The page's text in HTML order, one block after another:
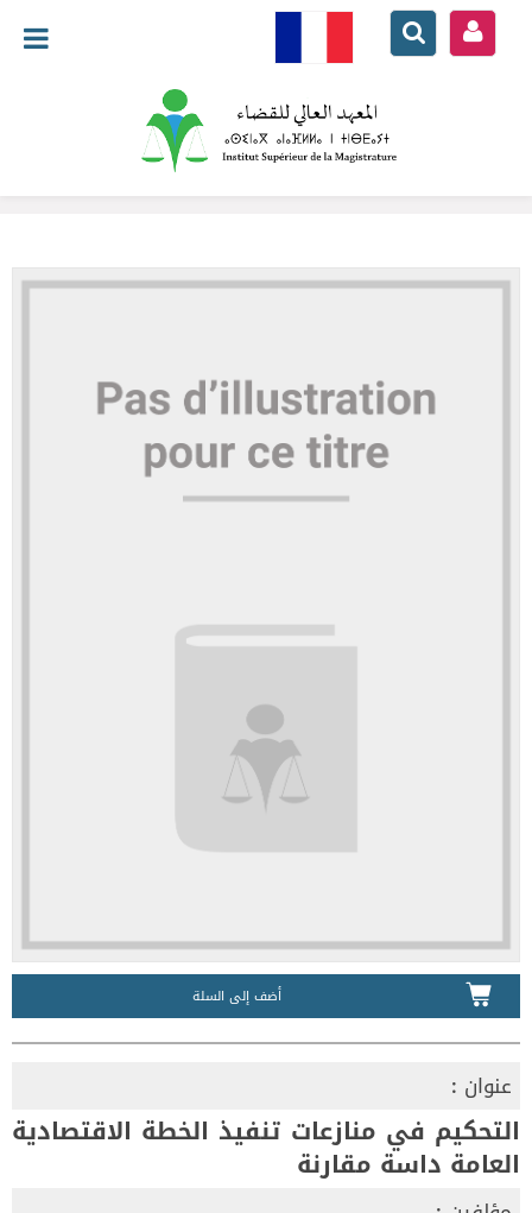
أضف إلى السلة
عنوان :
التحكيم في منازعات تنفيذ الخطة الاقتصادية
العامة داسة مقارنة